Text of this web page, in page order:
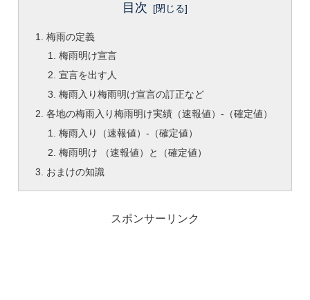
目次
梅雨の定義
梅雨明け宣言
宣言を出す人
梅雨入り梅雨明け宣言の訂正など
各地の梅雨入り梅雨明け実績（速報値）-（確定値）
梅雨入り（速報値）-（確定値）
梅雨明け （速報値）と（確定値）
おまけの知識
スポンサーリンク